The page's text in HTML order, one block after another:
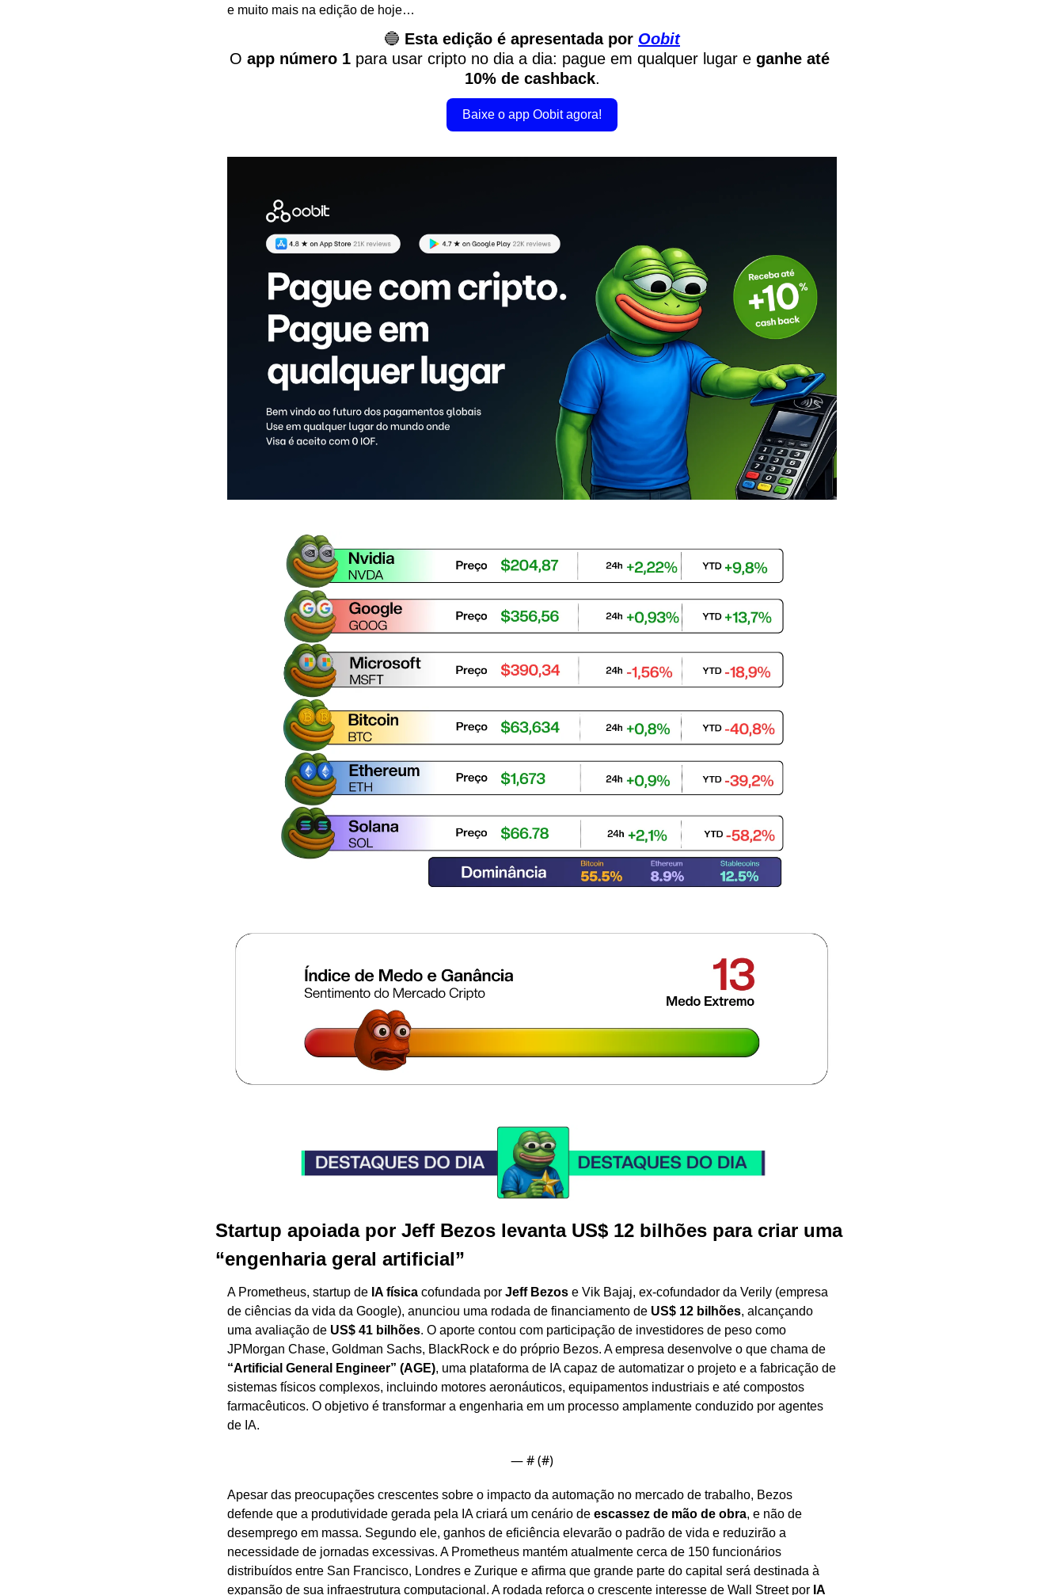
e muito mais na edição de hoje…
🔵 Esta edição é apresentada por Oobit
O app número 1 para usar cripto no dia a dia: pague em qualquer lugar e ganhe até
10% de cashback.
Baixe o app Oobit agora!
Startup apoiada por Jeff Bezos levanta US$ 12 bilhões para criar uma
“engenharia geral artificial”
A Prometheus, startup de IA física cofundada por Jeff Bezos e Vik Bajaj, ex-cofundador da Verily (empresa
de ciências da vida da Google), anunciou uma rodada de financiamento de US$ 12 bilhões, alcançando
uma avaliação de US$ 41 bilhões. O aporte contou com participação de investidores de peso como
“Artificial General Engineer” (AGE), uma plataforma de IA capaz de automatizar o projeto e a fabricação de
sistemas físicos complexos, incluindo motores aeronáuticos, equipamentos industriais e até compostos
farmacêuticos. O objetivo é transformar a engenharia em um processo amplamente conduzido por agentes
de IA.
— # (#)
Apesar das preocupações crescentes sobre o impacto da automação no mercado de trabalho, Bezos
defende que a produtividade gerada pela IA criará um cenário de escassez de mão de obra, e não de
desemprego em massa. Segundo ele, ganhos de eficiência elevarão o padrão de vida e reduzirão a
necessidade de jornadas excessivas. A Prometheus mantém atualmente cerca de 150 funcionários
distribuídos entre San Francisco, Londres e Zurique e afirma que grande parte do capital será destinada à
expansão de sua infraestrutura computacional. A rodada reforça o crescente interesse de Wall Street por IA